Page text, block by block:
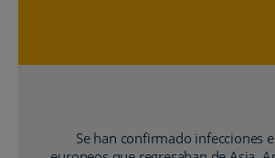
Se han confirmado infecciones